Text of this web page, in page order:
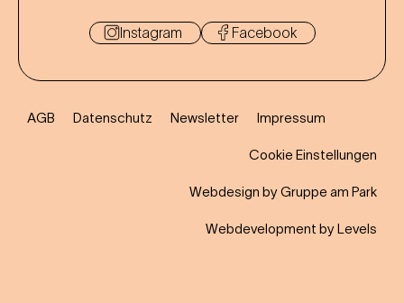
Instagram Facebook
AGB Datenschutz Newsletter Impressum
Cookie Einstellungen
Webdesign by Gruppe am Park
Webdevelopment by Levels